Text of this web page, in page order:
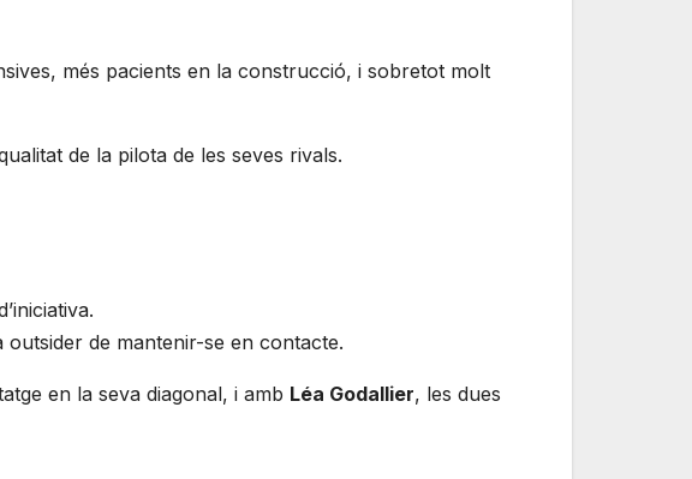
més pacients en la construcció, i sobretot molt
de la pilota de les seves rivals.
de mantenir-se en contacte.
en la seva diagonal, i amb Léa Godallier, les dues